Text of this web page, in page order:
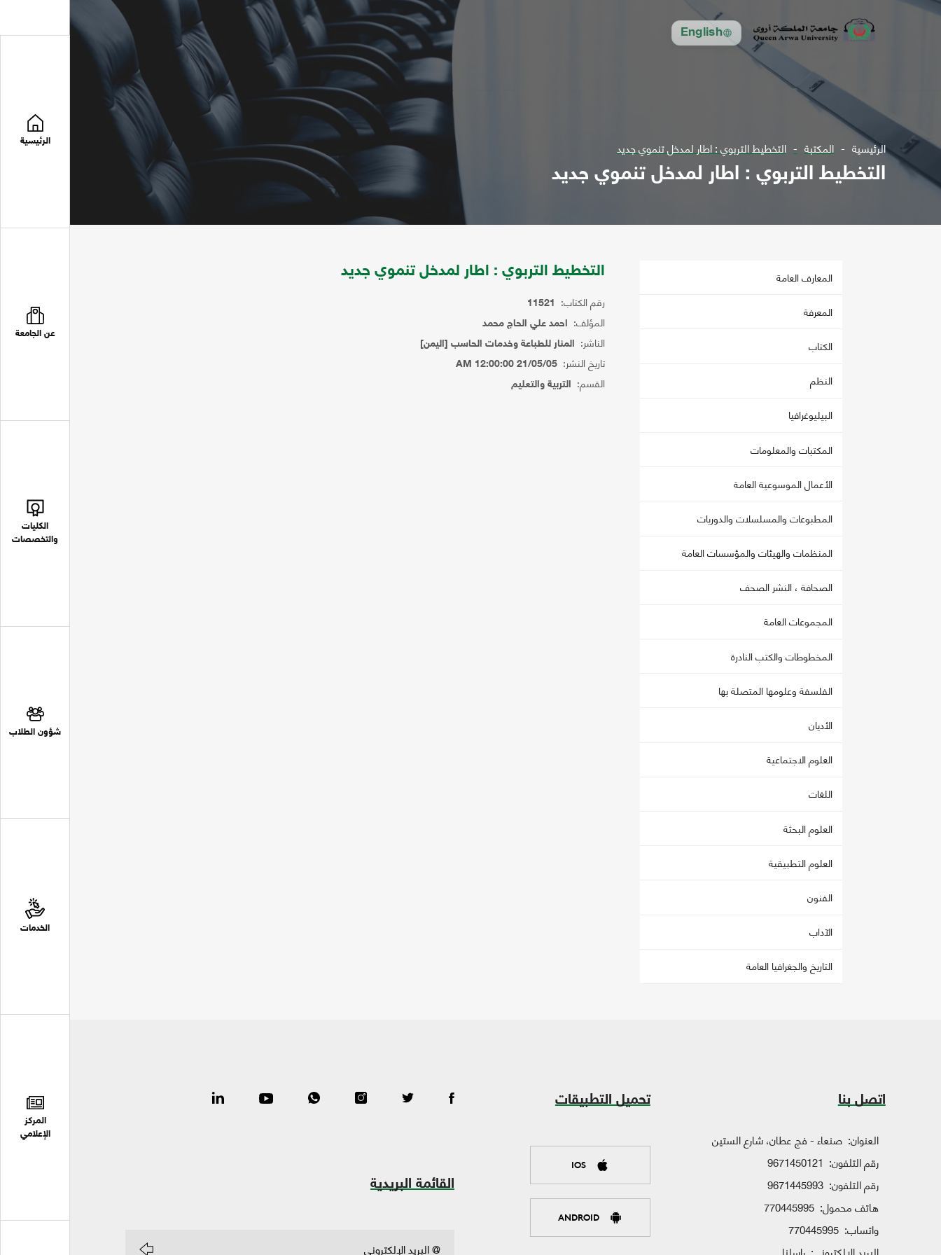
English
الرئيسية
عن الجامعة
الكليات
والتخصصات
شؤون الطلاب
الخدمات
المركز
الإعلامي
الرئيسية المكتبة التخطيط التربوي : اطار لمدخل تنموي جديد
التخطيط التربوي : اطار لمدخل تنموي جديد
المعارف العامة
المعرفة
الكتاب
النظم
البيليوغرافيا
المكتبات والمعلومات
الأعمال الموسوعية العامة
المطبوعات والمسلسلات والدوريات
المنظمات والهيئات والمؤسسات العامة
الصحافة ، النشر الصحف
المجموعات العامة
المخطوطات والكتب النادرة
الفلسفة وعلومها المتصلة بها
الأديان
العلوم الاجتماعية
اللغات
العلوم البحثة
العلوم التطبيقية
الفنون
الآداب
التاريخ والجغرافيا العامة
التخطيط التربوي : اطار لمدخل تنموي جديد
رقم الكتاب: 11521
المؤلف: احمد علي الحاج محمد
الناشر: المنار للطباعة وخدمات الحاسب [اليمن]
تاريخ النشر: 21/05/05 12:00:00 AM
القسم: التربية والتعليم
اتصل بنا
العنوان: صنعاء - فج عطان، شارع الستين
رقم التلفون: 9671450121
رقم التلفون: 9671445993
هاتف محمول: 770445995
واتساب: 770445995
تحميل التطبيقات
IOS
ANDROID
القائمة البريدية